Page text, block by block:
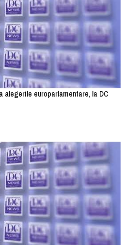
alegerile europarlamentare, la DC